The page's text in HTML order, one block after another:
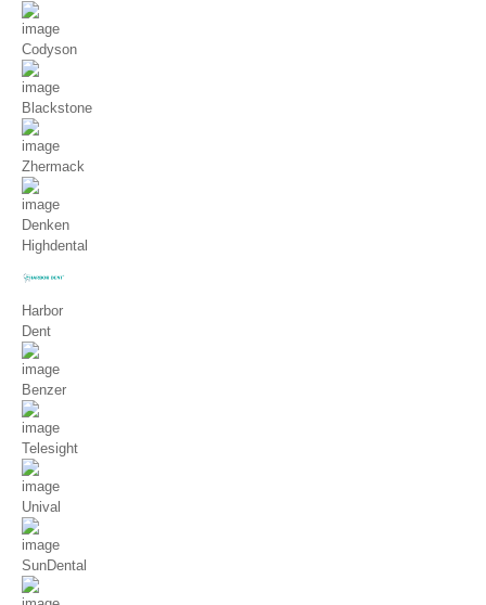
Codyson
Blackstone
Zhermack
Denken
Highdental
Harbor
Dent
Benzer
Telesight
Unival
SunDental